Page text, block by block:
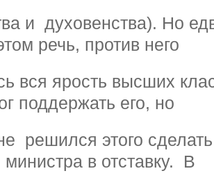
и духовенства). Но
речь, против него
вся ярость высших
поддержать его, но
решился этого
в отставку. В